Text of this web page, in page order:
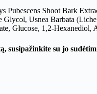
Shoot Bark
Usnea Barbata
Glucose, 1,2-
su jo